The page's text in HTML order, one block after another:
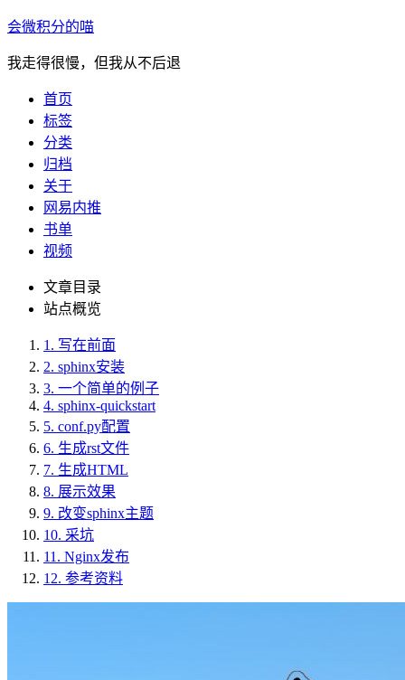
会微积分的喵
我走得很慢，但我从不后退
首页
标签
分类
归档
关于
网易内推
书单
视频
文章目录
站点概览
1. 写在前面
2. sphinx安装
3. 一个简单的例子
4. sphinx-quickstart
5. conf.py配置
6. 生成rst文件
7. 生成HTML
8. 展示效果
9. 改变sphinx主题
10. 采坑
11. Nginx发布
12. 参考资料